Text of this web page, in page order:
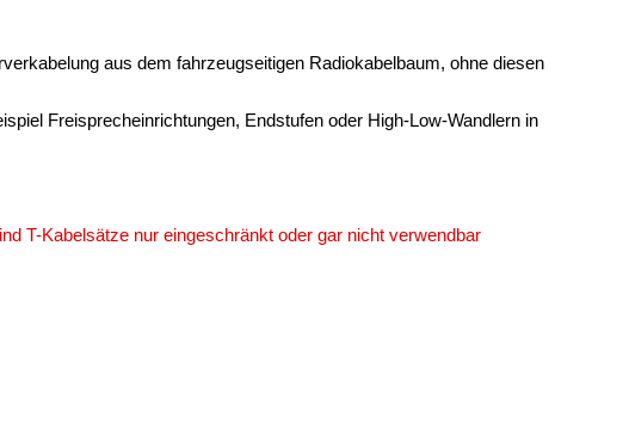
aus dem fahrzeugseitigen Radiokabelbaum, ohne diesen
Freisprecheinrichtungen, Endstufen oder High-Low-Wandlern in
T-Kabelsätze nur eingeschränkt oder gar nicht verwendbar